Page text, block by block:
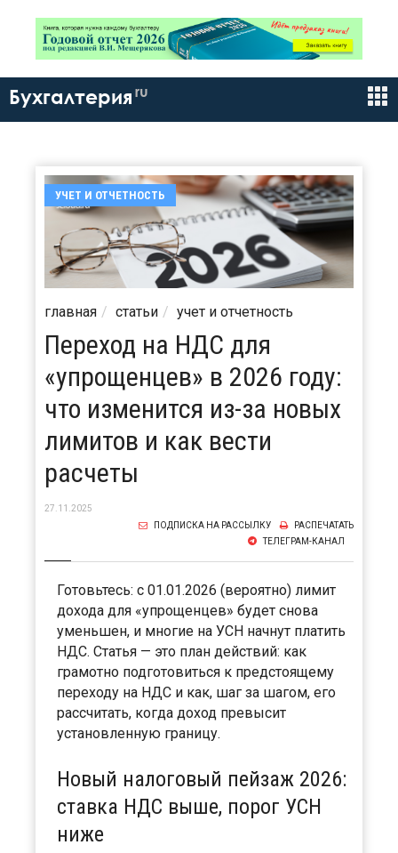
Бухгалтерия ru
УЧЕТ И ОТЧЕТНОСТЬ
главная статьи учет и отчетность
Переход на НДС для
«упрощенцев» в 2026 году:
что изменится из-за новых
лимитов и как вести
расчеты
27.11.2025
РАСПЕЧАТАТЬ
ПОДПИСКА НА РАССЫЛКУ
ТЕЛЕГРАМ-КАНАЛ
Готовьтесь: с 01.01.2026 (вероятно) лимит
дохода для «упрощенцев» будет снова
уменьшен, и многие на УСН начнут платить
НДС. Статья — это план действий: как
грамотно подготовиться к предстоящему
переходу на НДС и как, шаг за шагом, его
рассчитать, когда доход превысит
установленную границу.
Новый налоговый пейзаж 2026:
ставка НДС выше, порог УСН
ниже